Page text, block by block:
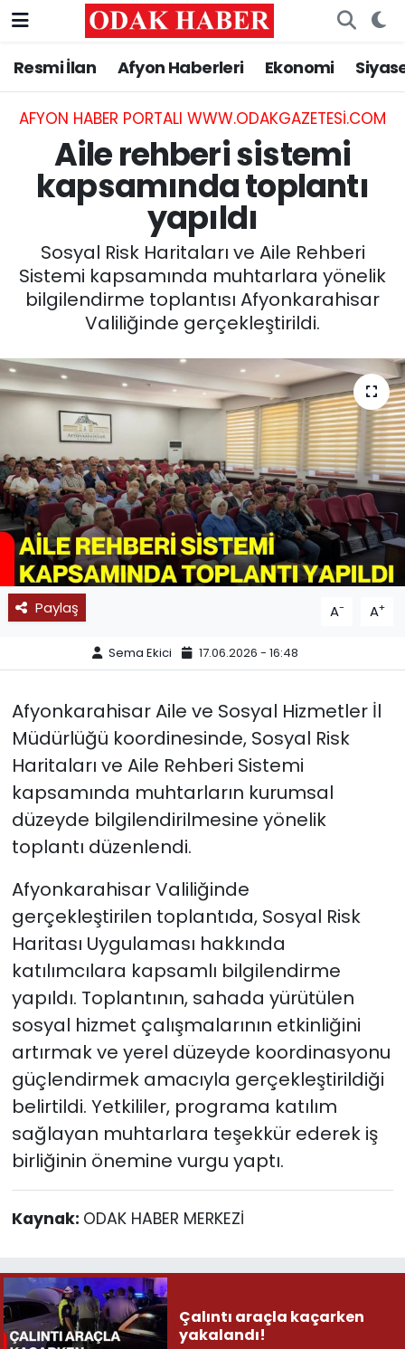
Resmi İlan Afyon Haberleri Ekonomi
AFYON HABER PORTALI WWW.ODAKGAZETESI.COM
Aile rehberi sistemi
kapsamında toplantı
yapıldı
Sosyal Risk Haritaları ve Aile Rehberi
Sistemi kapsamında muhtarlara yönelik
bilgilendirme toplantısı Afyonkarahisar
Valiliğinde gerçekleştirildi.
Paylaş A- A+
Sema Ekici 17.06.2026 - 16:48
Afyonkarahisar Aile ve Sosyal Hizmetler İl
Müdürlüğü koordinesinde, Sosyal Risk
Haritaları ve Aile Rehberi Sistemi
kapsamında muhtarların kurumsal
düzeyde bilgilendirilmesine yönelik
toplantı düzenlendi.
Afyonkarahisar Valiliğinde
gerçekleştirilen toplantıda, Sosyal Risk
Haritası Uygulaması hakkında
katılımcılara kapsamlı bilgilendirme
yapıldı. Toplantının, sahada yürütülen
sosyal hizmet çalışmalarının etkinliğini
artırmak ve yerel düzeyde koordinasyonu
güçlendirmek amacıyla gerçekleştirildiği
belirtildi. Yetkililer, programa katılım
sağlayan muhtarlara teşekkür ederek iş
birliğinin önemine vurgu yaptı.
Kaynak: ODAK HABER MERKEZİ
Çalıntı araçla kaçarken
yakalandı!
AFYONKARAHİSAR HABERLERİ
Resmi İlan
ASAYİŞ
GÜNCEL
SİYASET
EĞİTİM
SAĞLIK
SPOR
11:11 MANŞET
Nöbetçi Eczaneler
Hava Durumu
Trafik Durumu
Süper Lig Puan Durumu ve Fikstür
Tüm Manşetler
Son Dakika Haberleri